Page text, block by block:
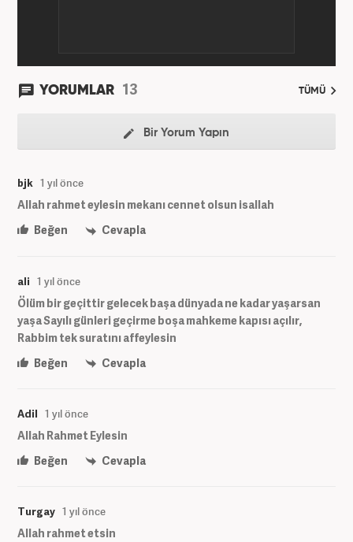
YORUMLAR 13 TÜMÜ
Bir Yorum Yapın
bjk 1 yıl önce
Allah rahmet eylesin mekanı cennet olsun isallah
Beğen
Cevapla
ali 1 yıl önce
Ölüm bir geçittir gelecek başa dünyada ne kadar yaşarsan
yaşa Sayılı günleri geçirme boşa mahkeme kapısı açılır,
Rabbim tek suratını affeylesin
Beğen
Cevapla
Adil 1 yıl önce
Allah Rahmet Eylesin
Beğen
Cevapla
Turgay 1 yıl önce
Allah rahmet etsin